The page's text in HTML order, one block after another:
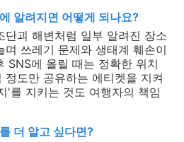
알려지면 어떻게 되나요?
단괴 해변처럼 일부 알려진 장소
며 쓰레기 문제와 생태계 훼손이
SNS에 올릴 때는 정확한 위치
도만 공유하는 에티켓을 지켜
'를 지키는 것도 여행자의 책임
더 알고 싶다면?